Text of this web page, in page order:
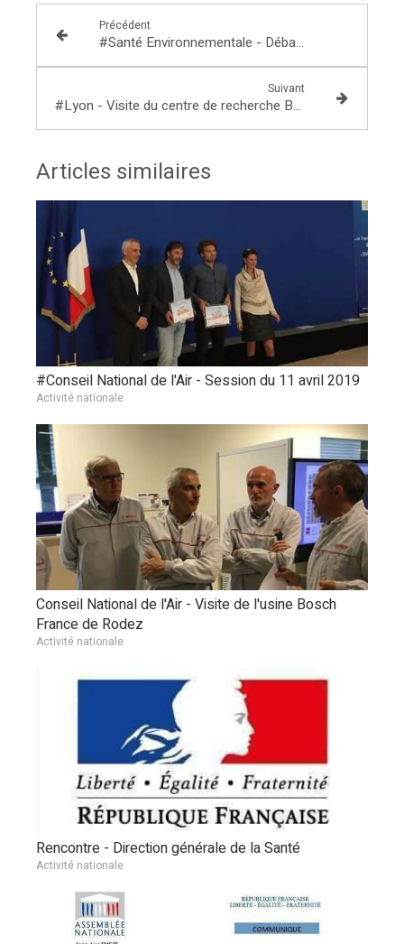
Précédent
#Santé Environnementale - Débat sur la confiance dans l’expertise sanitaire et environnementale
Suivant
#Lyon - Visite du centre de recherche Bayer France de la Dargoire
Articles similaires
#Conseil National de l'Air - Session du 11 avril 2019
Activité nationale
Conseil National de l'Air - Visite de l'usine Bosch
France de Rodez
Activité nationale
Rencontre - Direction générale de la Santé
Activité nationale